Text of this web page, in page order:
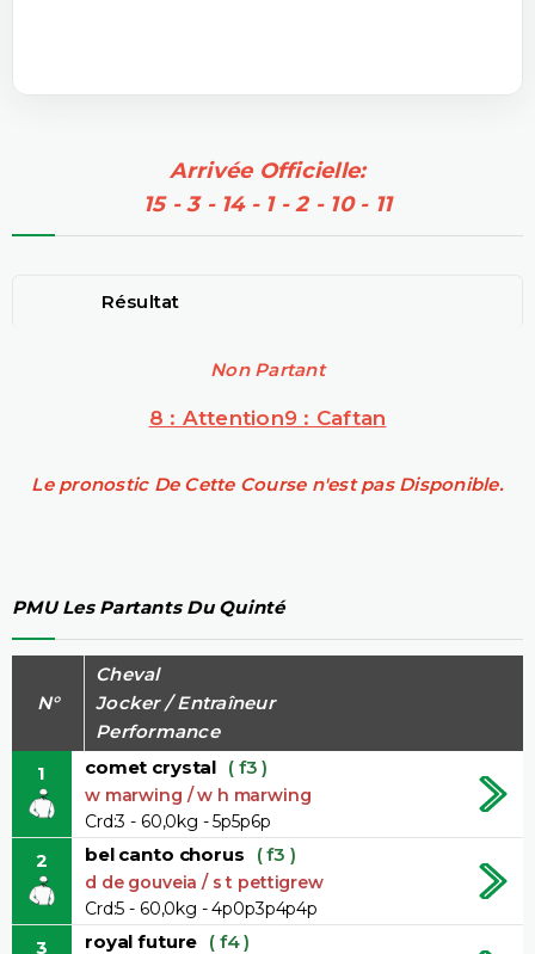
Arrivée Officielle:
15 - 3 - 14 - 1 - 2 - 10 - 11
Résultat
Non Partant
8 : Attention9 : Caftan
Le pronostic De Cette Course n'est pas Disponible.
PMU Les Partants Du Quinté
N°
Cheval
Jocker / Entraîneur
Performance
1
comet crystal ( f3 )
w marwing / w h marwing
Crd:3 - 60,0kg - 5p5p6p
2 bel canto chorus ( f3 )
d de gouveia / s t pettigrew
Crd:5 - 60,0kg - 4p0p3p4p4p
3 royal future ( f4 )